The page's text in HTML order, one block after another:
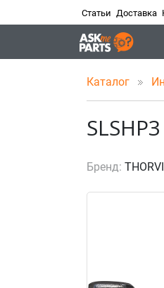
Статьи Доставка
Каталог
Бренд: